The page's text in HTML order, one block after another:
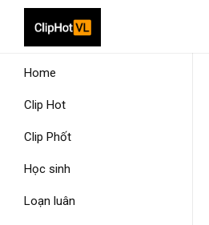
Home
Clip Hot
Clip Phốt
Học sinh
Loạn luân